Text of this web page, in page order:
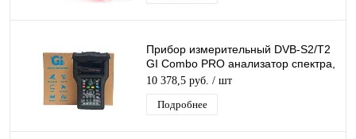
Прибор измерительный DVB-S2/T2
GI Combo PRO анализатор спектра,
Измеритель ТВ сигнала, поддержка
AHD
10 378,5 руб. / шт
Подробнее